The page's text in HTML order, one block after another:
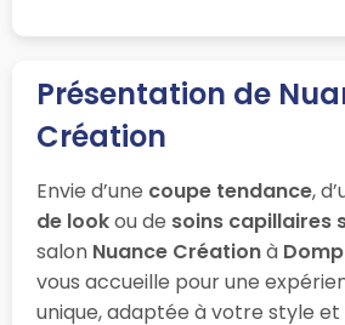
Présentation de
Création
Envie d’une coupe tendance,
de lookou de soins capillaires
salon Nuance Créationà
vous accueille pour une
unique, adaptée à votre style